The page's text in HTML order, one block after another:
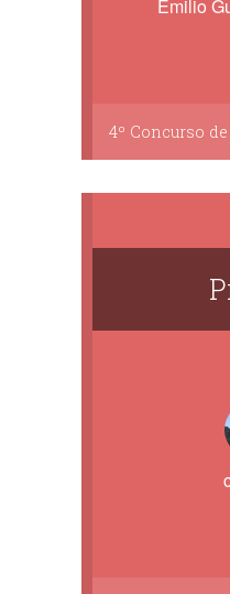
Emilio
4º Concurso